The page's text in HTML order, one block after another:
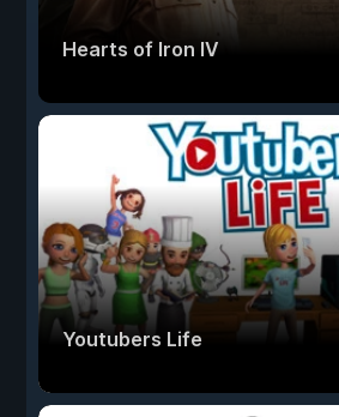
Hearts of Iron IV
Youtubers Life